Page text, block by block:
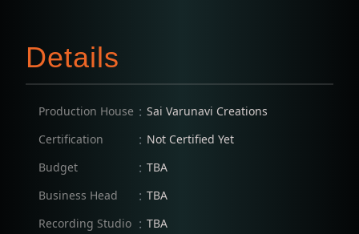
Details
Production House : Sai Varunavi Creations
Certification
: Not Certified Yet
Budget
: TBA
Business Head
: TBA
Recording Studio : TBA